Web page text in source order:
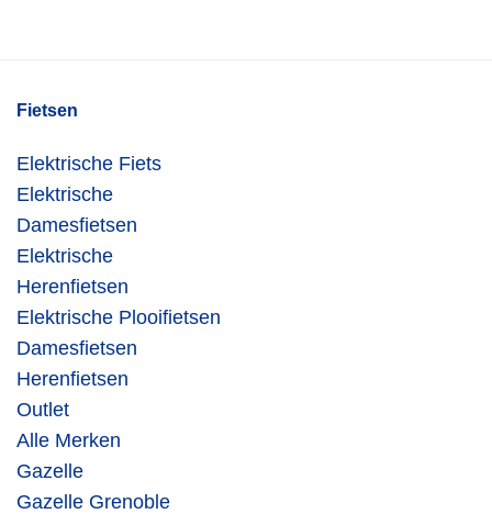
Fietsen
Elektrische Fiets
Elektrische
Damesfietsen
Elektrische
Herenfietsen
Elektrische Plooifietsen
Damesfietsen
Herenfietsen
Outlet
Alle Merken
Gazelle
Gazelle Grenoble